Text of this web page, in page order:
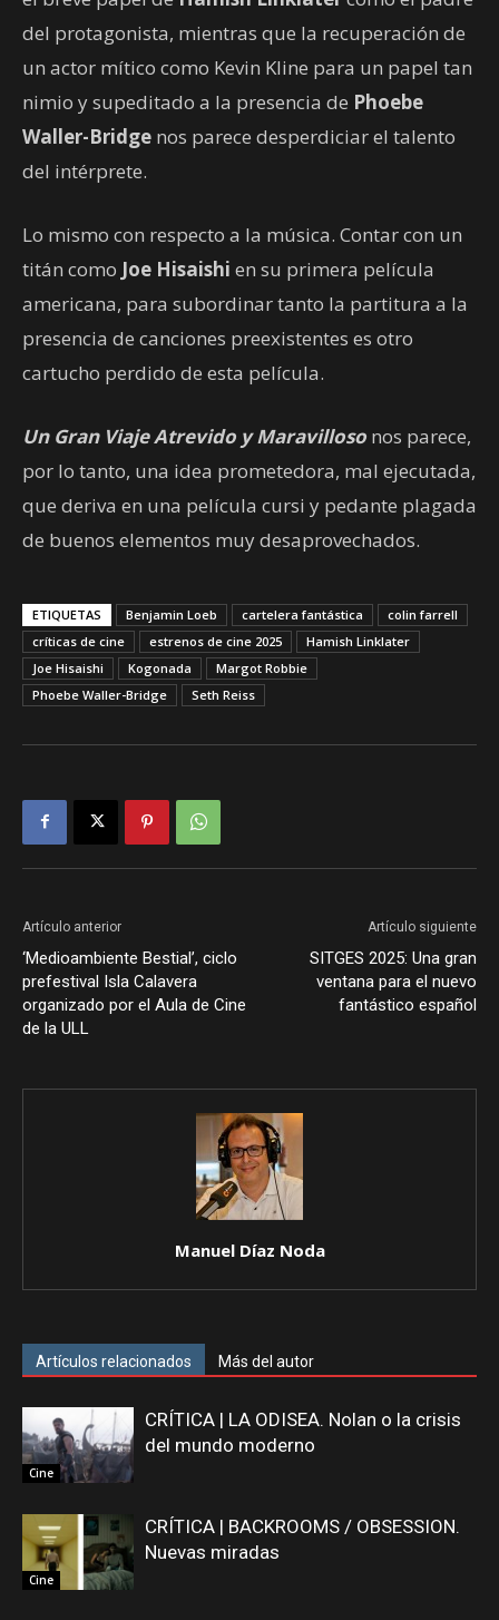
del protagonista, mientras que la recuperación de
un actor mítico como Kevin Kline para un papel tan
nimio y supeditado a la presencia de Phoebe
Waller-Bridge nos parece desperdiciar el talento
del intérprete.
Lo mismo con respecto a la música. Contar con un
titán como Joe Hisaishi en su primera película
americana, para subordinar tanto la partitura a la
presencia de canciones preexistentes es otro
cartucho perdido de esta película.
Un Gran Viaje Atrevido y Maravilloso nos parece,
por lo tanto, una idea prometedora, mal ejecutada,
que deriva en una película cursi y pedante plagada
de buenos elementos muy desaprovechados.
ETIQUETAS Benjamin Loeb cartelera fantástica
colin farrell
críticas de cine
estrenos de cine 2025
Hamish Linklater
Joe Hisaishi
Kogonada
Margot Robbie
Phoebe Waller-Bridge
Seth Reiss
Artículo anterior
‘Medioambiente Bestial’, ciclo
prefestival Isla Calavera
organizado por el Aula de Cine
de la ULL
Artículo siguiente
SITGES 2025: Una gran
ventana para el nuevo
fantástico español
Manuel Díaz Noda
Artículos relacionados Más del autor
Cine
CRÍTICA | LA ODISEA. Nolan o la crisis
del mundo moderno
Cine
CRÍTICA | BACKROOMS / OBSESSION.
Nuevas miradas